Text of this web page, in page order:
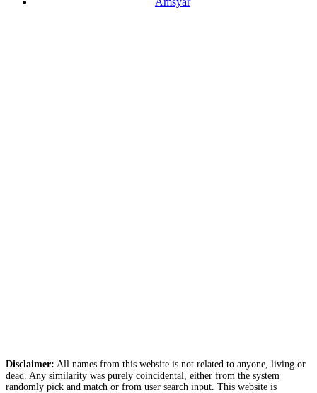
Disclaimer: All names from this website is not related to anyone, living or
dead. Any similarity was purely coincidental, either from the system
randomly pick and match or from user search input. This website is